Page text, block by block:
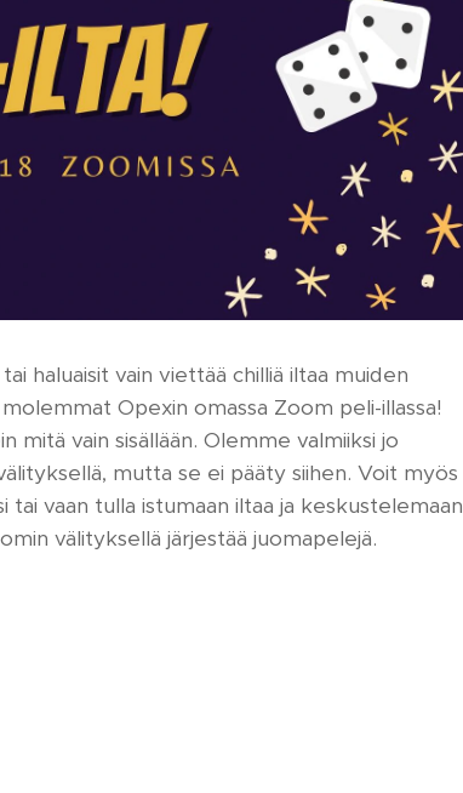
haluaisit vain viettää chilliä iltaa muiden
Opexin omassa Zoom peli-illassa!
vain sisällään. Olemme valmiiksi jo
mutta se ei pääty siihen. Voit myös
vaan tulla istumaan iltaa ja keskustelemaan
välityksellä järjestää juomapelejä.